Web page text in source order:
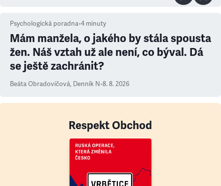
Psychologická poradna•4 minuty
Mám manžela, o jakého by stála spousta
žen. Náš vztah už ale není, co býval. Dá
se ještě zachránit?
Beáta Obradovičová, Denník N•8. 8. 2026
Respekt Obchod